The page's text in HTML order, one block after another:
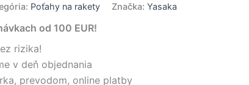
Poťahy na rakety Značka:Yasaka
od 100 EUR!
rizika!
v deň objednania
prevodom, online platby